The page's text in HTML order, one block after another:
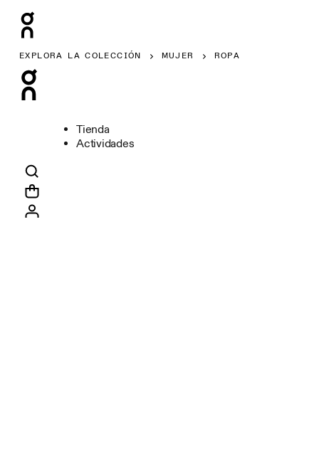
EXPLORA LA COLECCIÓN MUJER ROPA
Tienda
Actividades